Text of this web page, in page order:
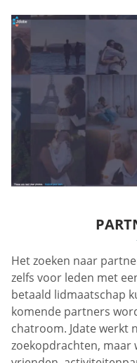
Het zoeken naar
zelfs voor leden met
betaald lidmaatschap
komende partners
chatroom. Jdate werkt
zoekopdrachten,